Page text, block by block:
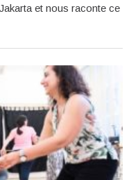
et nous raconte ce